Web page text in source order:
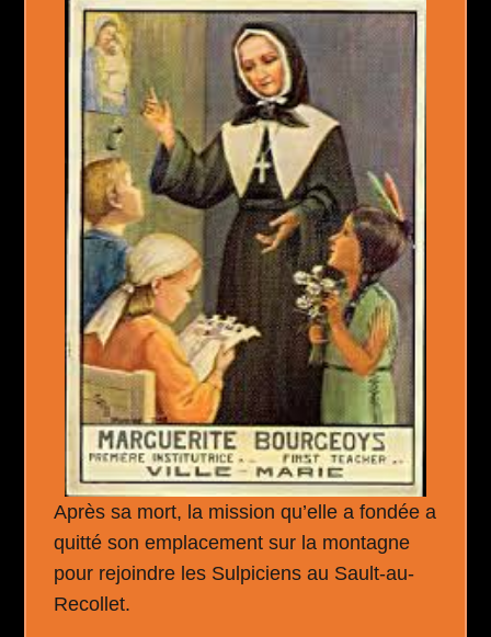
Après sa mort, la mission qu’elle a fondée a
quitté son emplacement sur la montagne
pour rejoindre les Sulpiciens au Sault-au-
Recollet.